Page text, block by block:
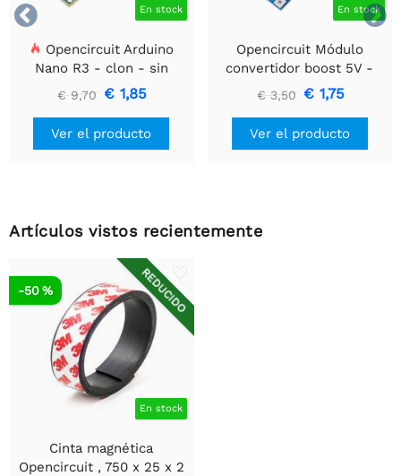

 En stock
Opencircuit Arduino
Nano R3 - clon - sin
encabezados
€ 9,70 € 1,85
Ver el producto
En stock
Opencircuit Módulo
convertidor boost 5V -
35V XL6009
€ 3,50 € 1,75
Ver el producto
Artículos vistos recientemente
REDUCIDO
En stock
-50 %
Cinta magnética
Opencircuit , 750 x 25 x 2